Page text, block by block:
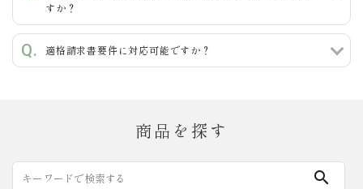
すか？
適格請求書要件に対応可能ですか？
商品を探す
search